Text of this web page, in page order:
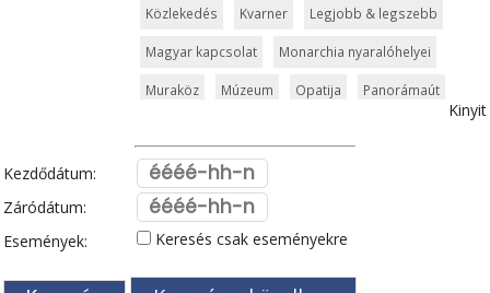
Közlekedés Kvarner Legjobb & legszebb
Magyar kapcsolat Monarchia nyaralóhelyei
Muraköz Múzeum Opatija Panorámaút
Szabadidőpark Szigetek
Templom és kolostor
Tengerparti üdülőhely Természeti szépség
Vár és kastély Városkalauzok
Kinyit
Kezdődátum:
Záródátum:
Események:
Keresés csak eseményekre